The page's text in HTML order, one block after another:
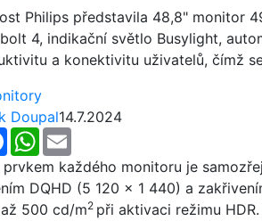
Philips představila 48,8" monitor
4, indikační světlo Busylight,
a konektivitu uživatelů, čímž
Doupal14.7.2024
FacebookWhatsApp
prvkem každého monitoru je
DQHD (5 120 × 1 440) a
500 cd/m2 při aktivaci režimu